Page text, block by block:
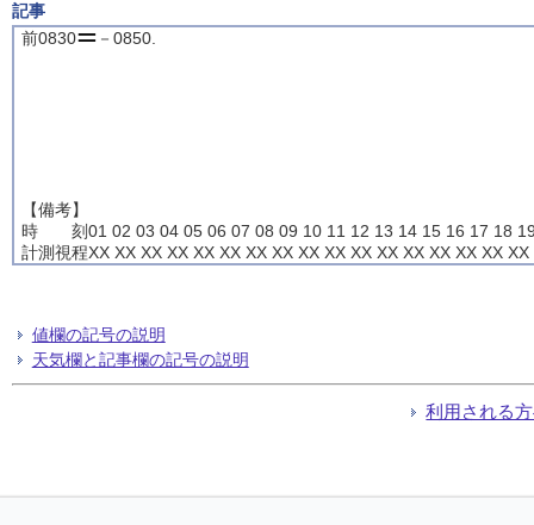
記事
前0830
－0850.
【備考】
時 刻01 02 03 04 05 06 07 08 09 10 11 12 13 14 15 16 17 18
計測視程XX XX XX XX XX XX XX XX XX XX XX XX XX XX XX XX
値欄の記号の説明
天気欄と記事欄の記号の説明
利用される